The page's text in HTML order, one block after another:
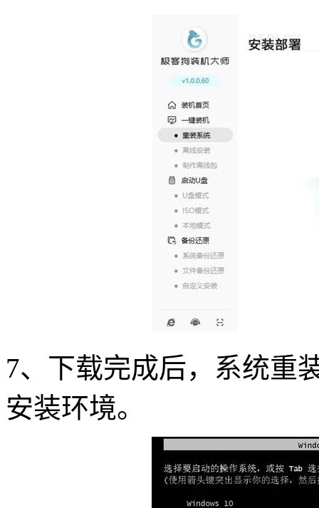
7、下载完成后，系统重
安装环境。